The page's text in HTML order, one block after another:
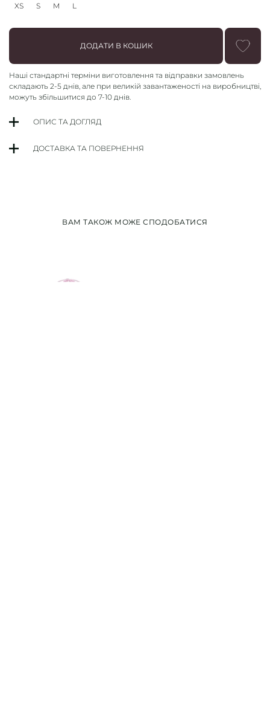
XS
XS
S
S
M
M
L
L
ДОДАТИ В КОШИК
Наші стандартні терміни виготовлення та відправки замовлень
складають 2-5 днів , але при великій завантаженості на виробництві,
можуть збільшитися до 7-10 днів.
ОПИС ТА ДОГЛЯД
ДОСТАВКА ТА ПОВЕРНЕННЯ
ВАМ ТАКОЖ МОЖЕ СПОДОБАТИСЯ